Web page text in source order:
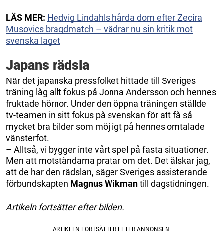
LÄS MER: Hedvig Lindahls hårda dom efter Zecira
Musovics bragdmatch – vädrar nu sin kritik mot
svenska laget
Japans rädsla
När det japanska pressfolket hittade till Sveriges
träning låg allt fokus på Jonna Andersson och hennes
fruktade hörnor. Under den öppna träningen ställde
tv-teamen in sitt fokus på svenskan för att få så
mycket bra bilder som möjligt på hennes omtalade
vänsterfot.
– Alltså, vi bygger inte vårt spel på fasta situationer.
Men att motståndarna pratar om det. Det älskar jag,
att de har den rädslan, säger Sveriges assisterande
förbundskapten Magnus Wikmantill dagstidningen.
Artikeln fortsätter efter bilden.